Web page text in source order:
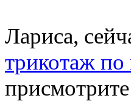
Лариса,
трикотаж
присмотрите